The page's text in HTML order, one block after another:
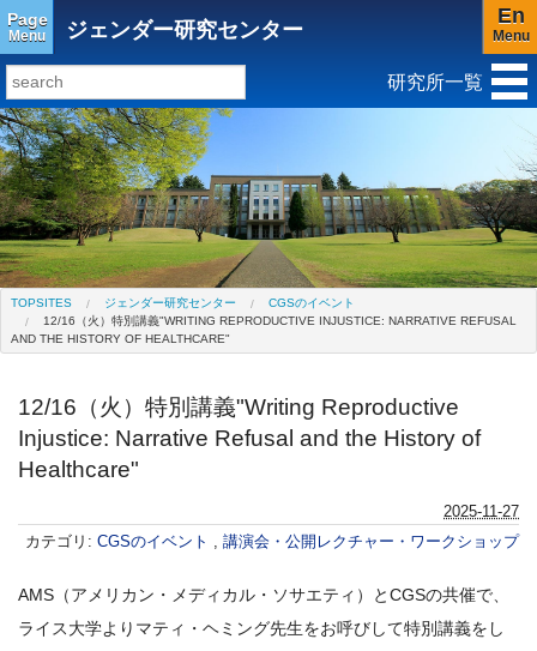
Page
Menu ジェンダー研究センター
En
Menu
研究所トップ 教育研究所
キリスト教と文化研究所 アジア文化研究所
平和研究所 ジェンダー研究センター
研究所一覧
TOPSITES ジェンダー研究センター
CGSのイベント
12/16（火）特別講義"WRITING REPRODUCTIVE INJUSTICE: NARRATIVE REFUSAL
AND THE HISTORY OF HEALTHCARE"
12/16（火）特別講義"Writing Reproductive
Injustice: Narrative Refusal and the History of
Healthcare"
2025-11-27
カテゴリ: CGSのイベント , 講演会・公開レクチャー・ワークショップ
AMS（アメリカン・メディカル・ソサエティ）とCGSの共催で、
ライス大学よりマティ・ヘミング先生をお呼びして特別講義をし